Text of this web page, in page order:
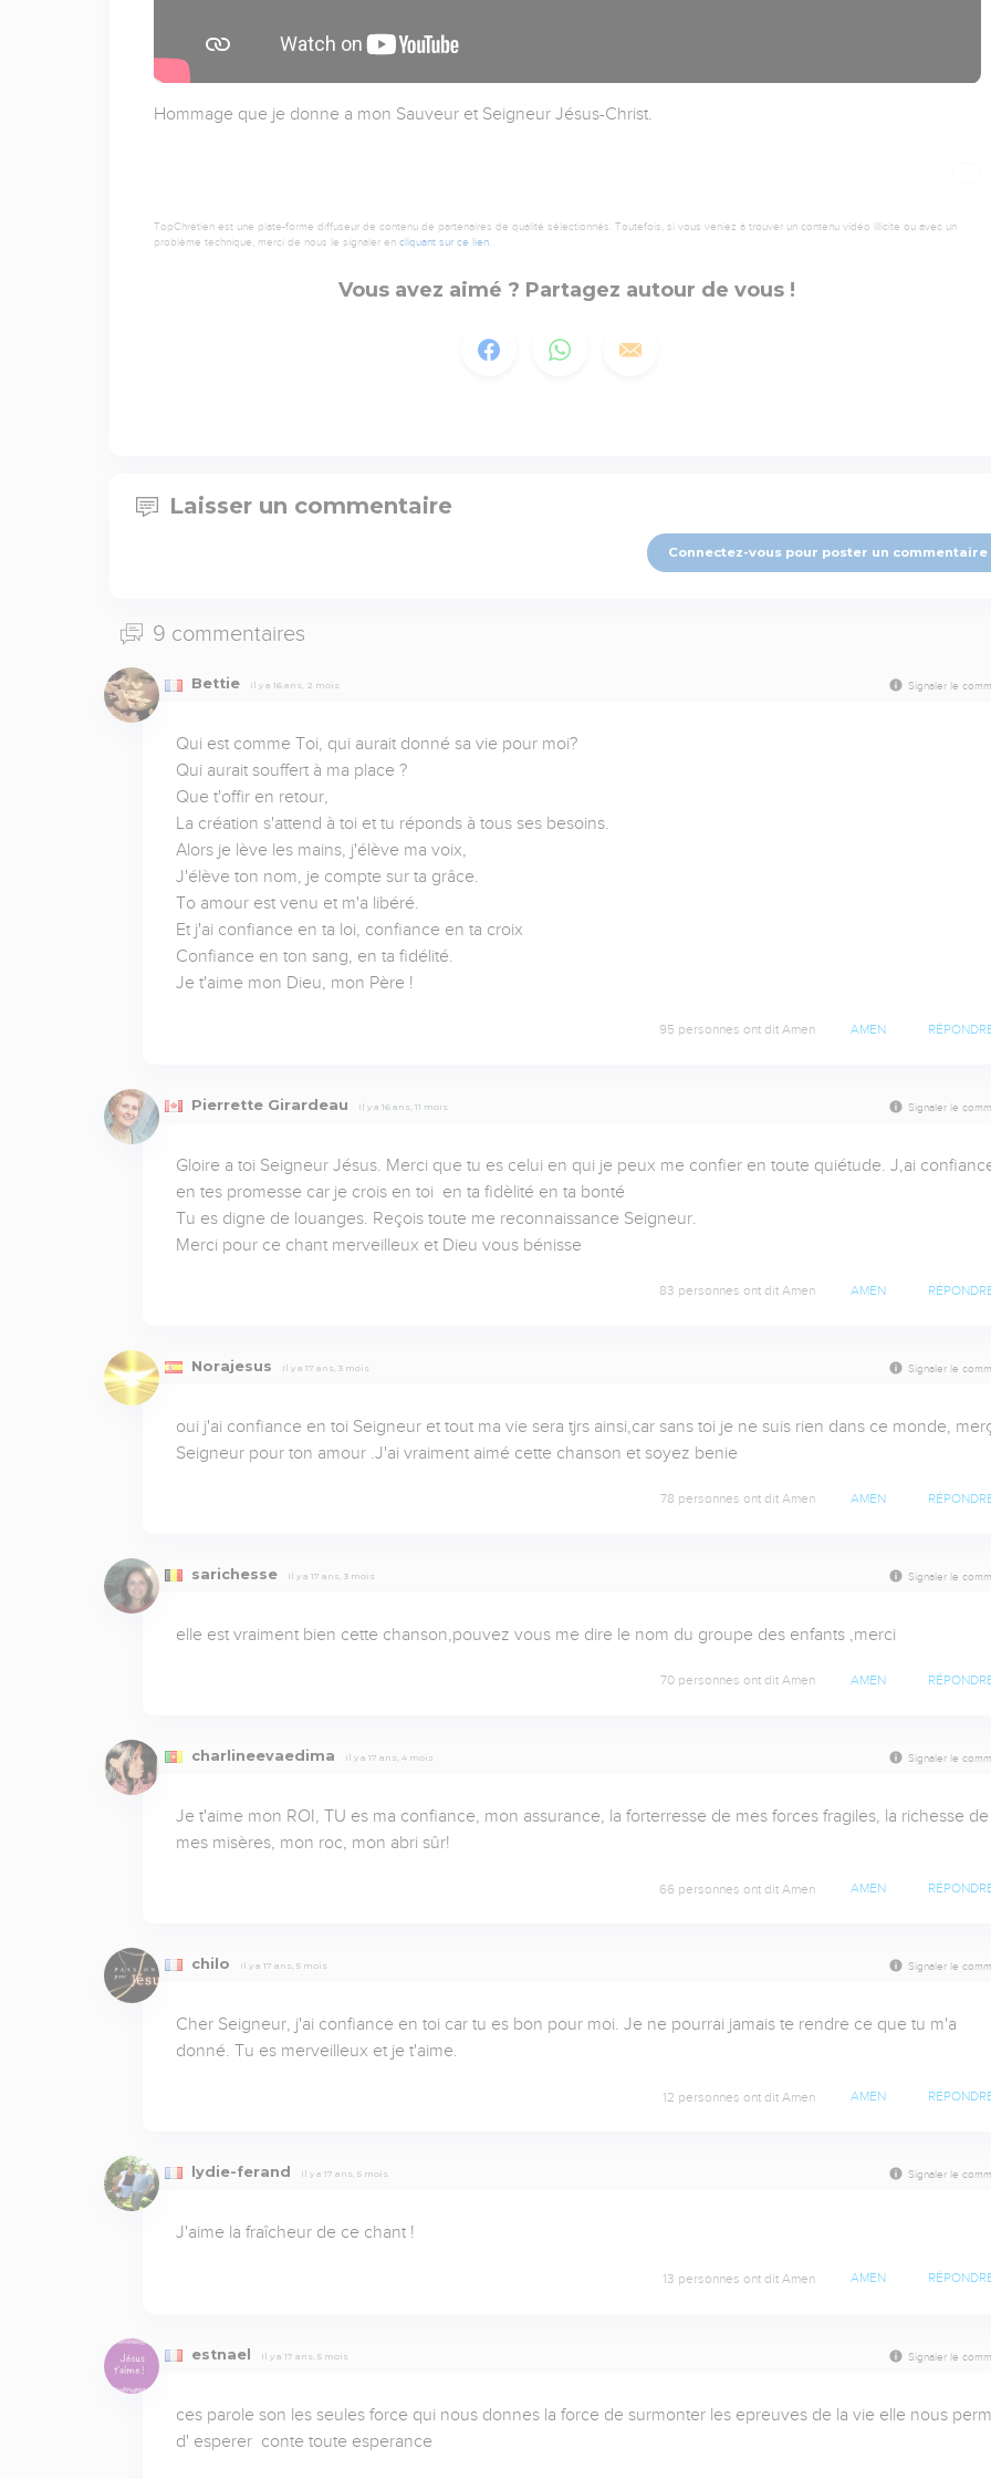
Hommage que je donne a mon Sauveur et Seigneur Jésus-Christ.
TopChrétien est une plate-forme diffuseur de contenu de partenaires de qualité sélectionnés. Toutefois, si vous veniez à trouver un contenu vidéo illicite ou avec un
problème technique, merci de nous le signaler en cliquant sur ce lien.
Vous avez aimé ? Partagez autour de vous !
Laisser un commentaire
Connectez-vous pour poster un commentaire
9 commentaires
Bettie Il y a 16 ans, 2 mois Signaler le
Qui est comme Toi, qui aurait donné sa vie pour moi?
Qui aurait souffert à ma place ?
Que t'offir en retour,
La création s'attend à toi et tu réponds à tous ses besoins.
Alors je lève les mains, j'élève ma voix,
J'élève ton nom, je compte sur ta grâce.
To amour est venu et m'a libéré.
Et j'ai confiance en ta loi, confiance en ta croix
Confiance en ton sang, en ta fidélité.
Je t'aime mon Dieu, mon Père !
95 personnes ont dit Amen AMEN
Pierrette Girardeau Il y a 16 ans, 11 mois Signaler le
Gloire a toi Seigneur Jésus. Merci que tu es celui en qui je peux me confier en toute quiétude. J,ai
en tes promesse car je crois en toi  en ta fidèlité en ta bonté
Tu es digne de louanges. Reçois toute me reconnaissance Seigneur.
Merci pour ce chant merveilleux et Dieu vous bénisse
83 personnes ont dit Amen AMEN
Norajesus Il y a 17 ans, 3 mois Signaler le
oui j'ai confiance en toi Seigneur et tout ma vie sera tjrs ainsi,car sans toi je ne suis rien dans ce monde,
Seigneur pour ton amour .J'ai vraiment aimé cette chanson et soyez benie
78 personnes ont dit Amen AMEN
sarichesse Il y a 17 ans, 3 mois Signaler le
elle est vraiment bien cette chanson,pouvez vous me dire le nom du groupe des enfants ,merci
70 personnes ont dit Amen AMEN
charlineevaedima Il y a 17 ans, 4 mois Signaler le
Je t'aime mon ROI, TU es ma confiance, mon assurance, la forterresse de mes forces fragiles, la richesse de
mes misères, mon roc, mon abri sûr!
66 personnes ont dit Amen AMEN
chilo Il y a 17 ans, 5 mois Signaler le
Cher Seigneur, j'ai confiance en toi car tu es bon pour moi. Je ne pourrai jamais te rendre ce que tu m'a
donné. Tu es merveilleux et je t'aime.
12 personnes ont dit Amen AMEN
lydie-ferand Il y a 17 ans, 5 mois Signaler le
J'aime la fraîcheur de ce chant !
13 personnes ont dit Amen AMEN
estnael Il y a 17 ans, 5 mois Signaler le
ces parole son les seules force qui nous donnes la force de surmonter les epreuves de la vie elle nous
d' esperer  conte toute esperance